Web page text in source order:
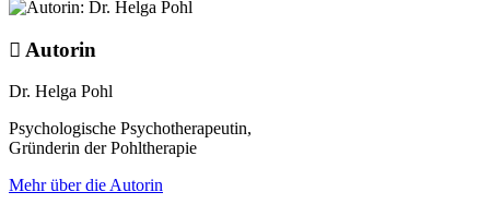
Autorin
Dr. Helga Pohl
Psychologische Psychotherapeutin,
Gründerin der Pohltherapie
Mehr über die Autorin